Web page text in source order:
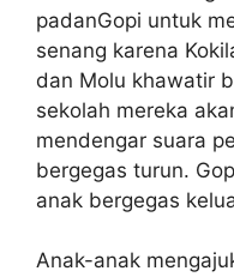
padanGopi untuk
senang karena
dan Molu khawatir
sekolah mereka
mendengar suara
bergegas turun.
anak bergegas
Anak-anak